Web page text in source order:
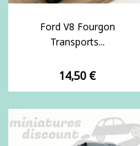
Ford V8 Fourgon
Transports...
Prix
14,50 €